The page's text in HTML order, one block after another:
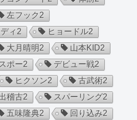
左フック2
ィ 2 ヒョードル2
大月晴明2 山本KID2
ポー2 デビュー戦2
ヒクソン2 古武術2
稽古2 スパーリング2
五味隆典2 回り込み2